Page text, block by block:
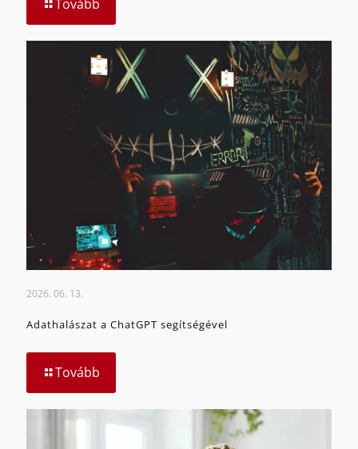
Tovább
2026. 06. 13.
Adathalászat a ChatGPT segítségével
Tovább